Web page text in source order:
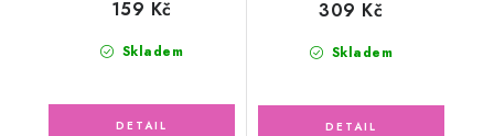
Skladem
159 Kč
Skladem
309 Kč